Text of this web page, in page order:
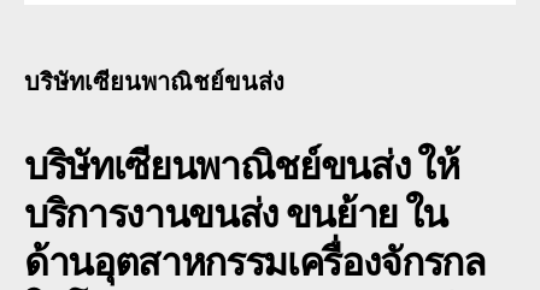
บริษัทเซียนพาณิชย์ขนส่ง
บริษัทเซียนพาณิชย์ขนส่งให้
บริการงานขนส่ง ขนย้าย ใน
ด้านอุตสาหกรรมเครื่องจักรกล